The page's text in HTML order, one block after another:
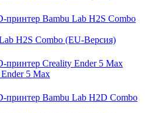
H2S Combo (EU-Версия)
5 Max